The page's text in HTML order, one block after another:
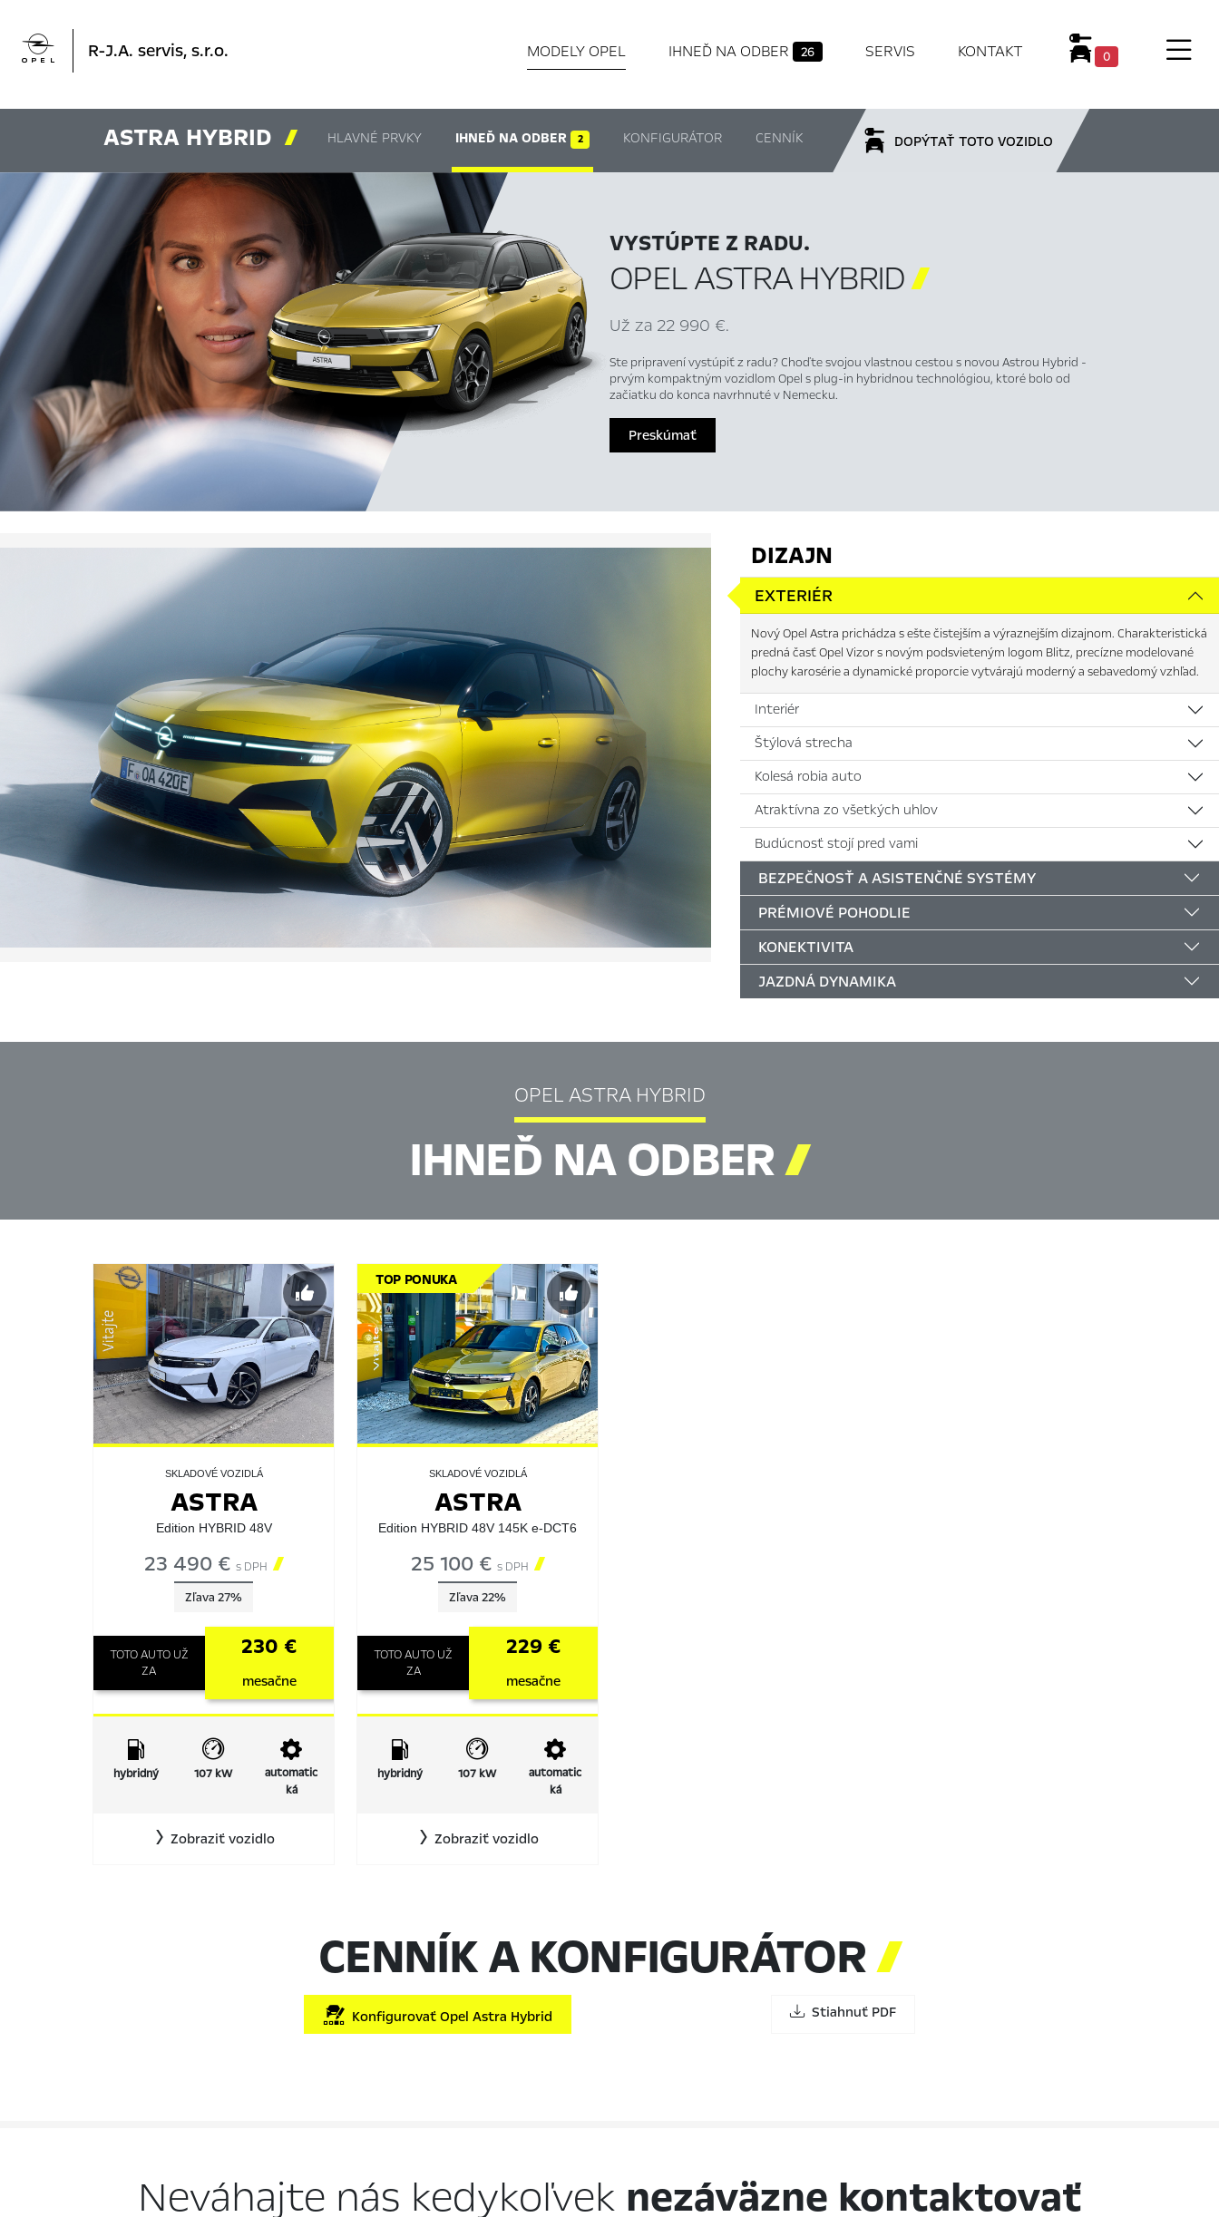
 R-J.A. servis, s.r.o. MODELY OPEL IHNEĎ NA ODBER 26 SERVIS KONTAKT 0
ASTRA HYBRID  HLAVNÉ PRVKY IHNEĎ NA ODBER 2 KONFIGURÁTOR CENNÍK DOPÝTAŤ TOTO VOZIDLO
VYSTÚPTE Z RADU.
OPEL ASTRA HYBRID
Už za 22 990 €.
Ste pripravení vystúpiť z radu? Choďte svojou vlastnou cestou s novou Astrou Hybrid -
prvým kompaktným vozidlom Opel s plug-in hybridnou technológiou, ktoré bolo od
začiatku do konca navrhnuté v Nemecku.
Preskúmať
DIZAJN
EXTERIÉR
Nový Opel Astra prichádza s ešte čistejším a výraznejším dizajnom. Charakteristická
predná časť Opel Vizor s novým podsvieteným logom Blitz, precízne modelované
plochy karosérie a dynamické proporcie vytvárajú moderný a sebavedomý vzhľad.
Interiér
Štýlová strecha
Kolesá robia auto
Atraktívna zo všetkých uhlov
Budúcnosť stojí pred vami
BEZPEČNOSŤ A ASISTENČNÉ SYSTÉMY
PRÉMIOVÉ POHODLIE
KONEKTIVITA
JAZDNÁ DYNAMIKA
OPEL ASTRA HYBRID
IHNEĎ NA ODBER
SKLADOVÉ VOZIDLÁ
ASTRA
Edition HYBRID 48V
23 490 € s DPH 
Zľava 27%
TOTO AUTO UŽ
ZA
230 €
mesačne
hybridný 107 kW
automatic
ká
Zobraziť vozidlo
TOP PONUKA
SKLADOVÉ VOZIDLÁ
ASTRA
Edition HYBRID 48V 145K e-DCT6
25 100 € s DPH 
Zľava 22%
TOTO AUTO UŽ
ZA
229 €
mesačne
hybridný 107 kW
automatic
ká
Zobraziť vozidlo
CENNÍK A KONFIGURÁTOR
Konfigurovať Opel Astra Hybrid Stiahnuť PDF
Neváhajte nás kedykoľvek nezáväzne kontaktovať